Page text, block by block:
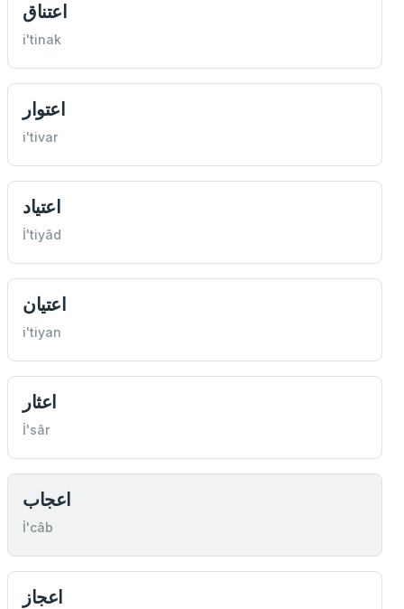
اعتناق
i'tinak
اعتوار
i'tivar
اعتياد
İ'tiyâd
اعتيان
i'tiyan
اعثار
İ'sâr
اعجاب
İ'câb
اعجاز